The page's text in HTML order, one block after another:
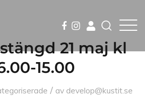
21 maj kl
15.00
/ av develop@kustit.se